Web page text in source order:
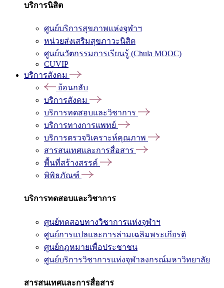
บริการนิสิต
ศูนย์บริการสุขภาพแห่งจุฬาฯ
หน่วยส่งเสริมสุขภาวะนิสิต
ศูนย์นวัตกรรมการเรียนรู้ (Chula MOOC)
CUVIP
บริการสังคม
ย้อนกลับ
บริการสังคม
บริการทดสอบและวิชาการ
บริการทางการแพทย์
บริการตรวจวิเคราะห์คุณภาพ
สารสนเทศและการสื่อสาร
พื้นที่สร้างสรรค์
พิพิธภัณฑ์
บริการทดสอบและวิชาการ
ศูนย์ทดสอบทางวิชาการแห่งจุฬาฯ
ศูนย์การแปลและการล่ามเฉลิมพระเกียรติ
ศูนย์กฎหมายเพื่อประชาชน
ศูนย์บริการวิชาการแห่งจุฬาลงกรณ์มหาวิทยาลัย
สารสนเทศและการสื่อสาร